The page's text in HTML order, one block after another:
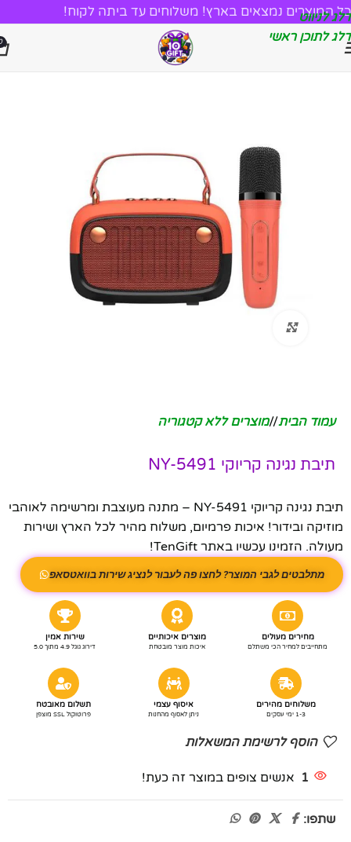
דלג לניווט
דלג לתוכן ראשי
כל המוצרים נמצאים בארץ! משלוחים עד ביתה לקוח!
עמוד הבית/ מוצרים ללא קטגוריה
תיבת נגינה קריוקי NY-5491
תיבת נגינה קריוקי NY-5491 – מתנה מעוצבת ומרשימה לאוהבי
מוזיקה ובידור! איכות פרמיום, משלוח מהיר לכל הארץ ושירות
מעולה. הזמינו עכשיו באתר TenGift!
מתלבטים לגבי המוצר? לחצו פה לעבור לנציג שירות בוואטסאפ
מחירים מעולים
מתחייבים למחיר הכי משתלם
מוצרים איכותיים
איכות מוצר מובטחת
שירות אמין
דירוג גוגל 4.9 מתוך 5.0
משלוחים מהירים
1-3 ימי עסקים
איסוף עצמי
ניתן לאסוף מהחנות
תשלום מאובטח
פרוטוקול SSL מוצפן
הוסף לרשימת המשאלות
1 אנשים צופים במוצר זה כעת!
שתפו: